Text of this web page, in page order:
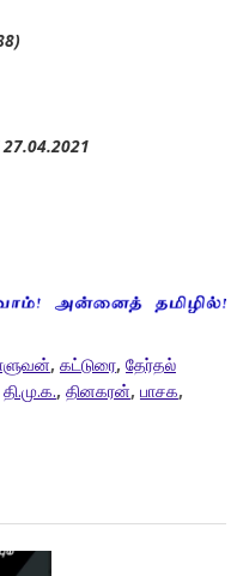
, கட்டுரை, தேர்தல்
தி.மு.க., தினகரன், பாசக,